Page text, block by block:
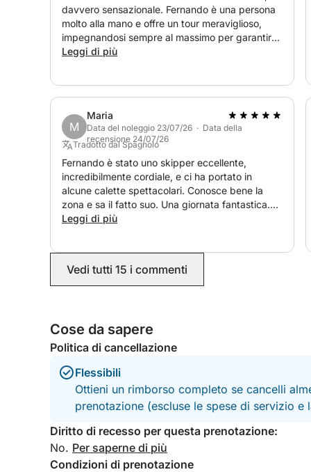
Se desiderate includere le Isole Cíes, è
l'ancoraggio richiede una prenotazione con
dall'inizio alla fine.
davvero sensazionale. Fernando è una persona
molto alla mano e offre un tour meraviglioso,
impegnandosi sempre al massimo per garantire
la migliore esperienza possibile. È stato molto
Leggi di più
M
Maria
Data del noleggio 23/07/26 · Data della
recensione 24/07/26
Tradotto dal Spagnolo
Fernando è stato uno skipper eccellente,
incredibilmente cordiale, e ci ha portato in
alcune calette spettacolari. Conosce bene la
zona e sa il fatto suo. Una giornata fantastica.
Sicuramente navigheremo di nuovo con
Leggi di più
Vedi tutti 15 i commenti
Cose da sapere
Politica di cancellazione
Flessibili
Ottieni un rimborso completo se cancelli
prenotazione (escluse le spese di servizio e
Diritto di recesso per questa prenotazione:
No. Per saperne di più
Condizioni di prenotazione